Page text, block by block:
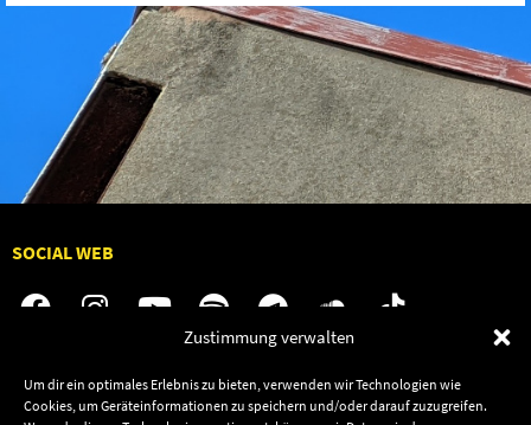
Zustimmung verwalten
Um dir ein optimales Erlebnis zu bieten, verwenden wir Technologien wie
Cookies, um Geräteinformationen zu speichern und/oder darauf zuzugreifen.
SOCIAL WEB
Audiolith
Jobs